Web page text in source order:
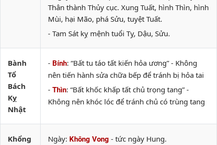
Thân thành Thủy cục. Xung Tuất, hình Thìn, hình
Mùi, hại Mão, phá Sửu, tuyệt Tuất.
- Tam Sát kỵ mệnh tuổi Tỵ, Dậu, Sửu.
Bành
Tổ
Bách
Kỵ
Nhật
- Bính: “Bất tu táo tất kiến hỏa ương” - Không
nên tiến hành sửa chữa bếp để tránh bị hỏa tai
- Thìn: “Bất khốc khấp tất chủ trọng tang” -
Không nên khóc lóc để tránh chủ có trùng tang
Khổng
Ngày: Không Vong - tức ngày Hung.